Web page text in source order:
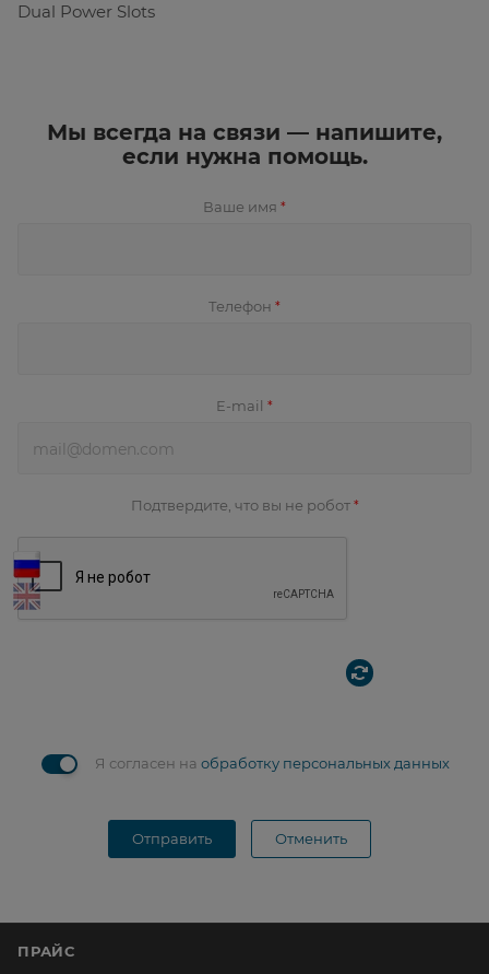
Dual Power Slots
Мы всегда на связи — напишите,
если нужна помощь.
Ваше имя *
Телефон *
E-mail *
Подтвердите, что вы не робот *
Я согласен на обработку персональных данных
Отправить Отменить
ПРАЙС